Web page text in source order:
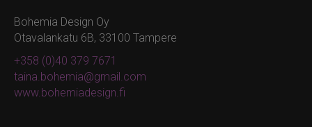
Bohemia Design Oy
Otavalankatu 6B, 33100 Tampere
+358 (0)40 379 7671
taina.bohemia@gmail.com
www.bohemiadesign.fi